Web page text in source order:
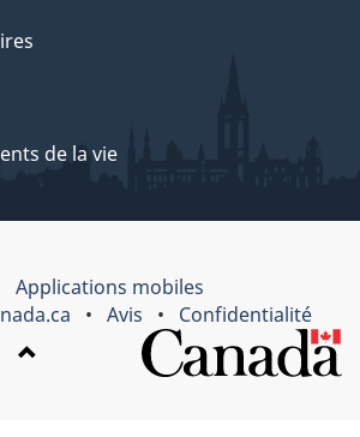
de la vie
Applications mobiles
Avis
Confidentialité